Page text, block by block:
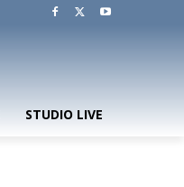
STUDIO LIVE